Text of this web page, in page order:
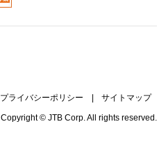
プライバシーポリシー サイトマップ
Copyright © JTB Corp. All rights reserved.